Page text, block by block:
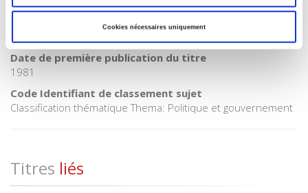
Cookies nécessaires uniquement
Code publique Onix
Date de première publication du titre
1981
Code Identifiant de classement sujet
Classification thématique Thema: Politique et gouvernement
Titres liés